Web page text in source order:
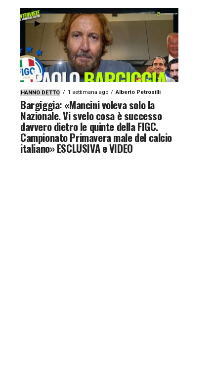
HANNO DETTO 1 settimana ago Alberto Petrosilli
Bargiggia: «Mancini voleva solo la
Nazionale. Vi svelo cosa è successo
davvero dietro le quinte della FIGC.
Campionato Primavera male del calcio
italiano» ESCLUSIVA e VIDEO